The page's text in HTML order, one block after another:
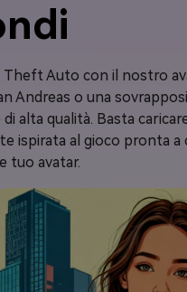
Theft Auto con il nostro
Andreas o una
qualità. Basta
ispirata al gioco pronta
tuo avatar.